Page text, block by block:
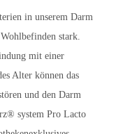
in unserem Darm
stark.
mit einer
Alter können das
und den Darm
system Pro Lacto